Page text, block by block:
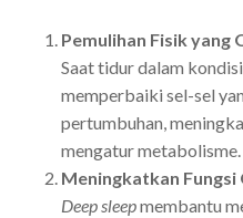
Pemulihan Fisik yang
Saat tidur dalam
memperbaiki sel-sel
pertumbuhan,
mengatur metabolisme.
Meningkatkan Fungsi
Deep sleepmembantu